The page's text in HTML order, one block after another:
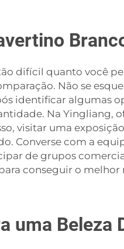
difícil quanto você
Não se
identificar algumas
Na Yingliang,
visitar uma
Converse com a
de grupos
conseguir o melhor
uma Beleza